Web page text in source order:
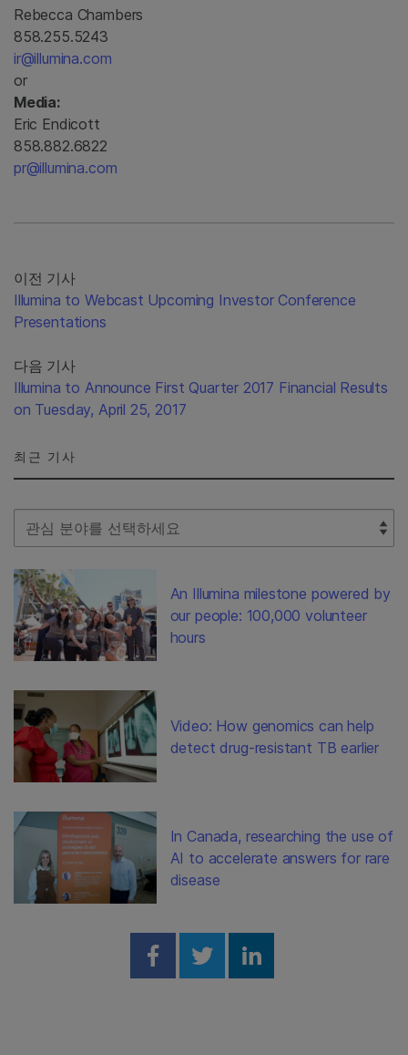
Rebecca Chambers
858.255.5243
ir@illumina.com
or
Media:
Eric Endicott
858.882.6822
pr@illumina.com
이전 기사
Illumina to Webcast Upcoming Investor Conference
Presentations
다음 기사
Illumina to Announce First Quarter 2017 Financial Results
on Tuesday, April 25, 2017
최근 기사
Select Filter
An Illumina milestone powered by
our people: 100,000 volunteer
hours
Video: How genomics can help
detect drug-resistant TB earlier
In Canada, researching the use of
AI to accelerate answers for rare
disease
Share on Facebook
Share on Twitter
Share on